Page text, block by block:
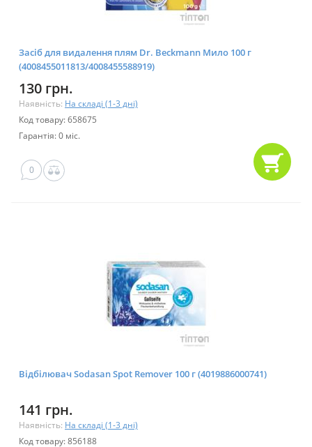
Засіб для видалення плям Dr. Beckmann Мило 100 г
(4008455011813/4008455588919)
130 грн.
Наявність: На складі (1-3 дні)
Код товару: 658675
Гарантія: 0 міс.
0
Відбілювач Sodasan Spot Remover 100 г (4019886000741)
141 грн.
Наявність: На складі (1-3 дні)
Код товару: 856188